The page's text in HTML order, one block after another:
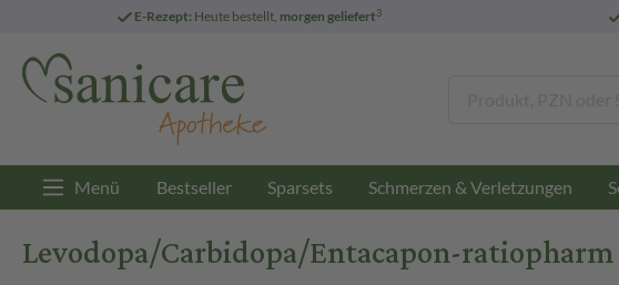
E-Rezept: Heute bestellt, morgen geliefert3
Menü Bestseller Sparsets Schmerzen & Verletzungen
Levodopa/Carbidopa/Entacapon-